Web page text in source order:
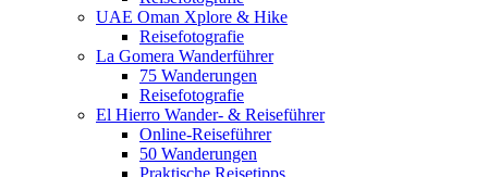
UAE Oman Xplore & Hike
Reisefotografie
La Gomera Wanderführer
75 Wanderungen
Reisefotografie
El Hierro Wander- & Reiseführer
Online-Reiseführer
50 Wanderungen
Praktische Reisetipps